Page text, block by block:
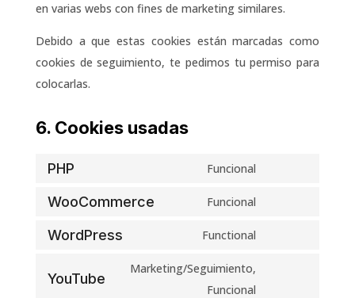
en varias webs con fines de marketing similares.
Debido a que estas cookies están marcadas como
cookies de seguimiento, te pedimos tu permiso para
colocarlas.
6. Cookies usadas
PHP Funcional
WooCommerce Funcional
WordPress Functional
YouTube
Marketing/Seguimiento,
Funcional